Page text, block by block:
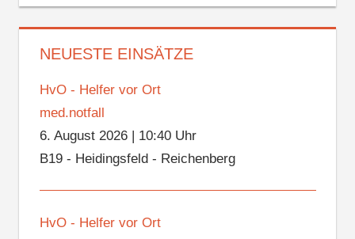
NEUESTE EINSÄTZE
HvO - Helfer vor Ort
med.notfall
6. August 2026| 10:40 Uhr
B19 - Heidingsfeld - Reichenberg
HvO - Helfer vor Ort